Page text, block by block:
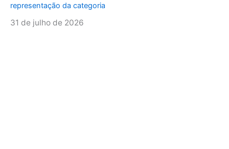
representação da categoria
31 de julho de 2026